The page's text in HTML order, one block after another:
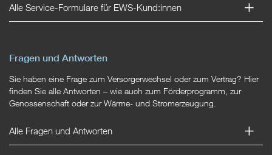
Alle Service-Formulare für EWS-Kund:innen
Fragen und Antworten
Sie haben eine Frage zum Versorgerwechsel oder zum Vertrag? Hier
finden Sie alle Antworten – wie auch zum Förderprogramm, zur
Genossenschaft oder zur Wärme- und Stromerzeugung.
Alle Fragen und Antworten